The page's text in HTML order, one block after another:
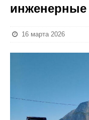
инженерные
16 марта 2026